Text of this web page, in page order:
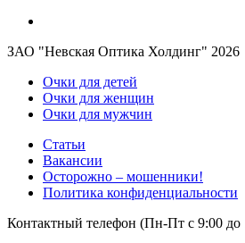
ЗАО "Невская Оптика Холдинг" 2026
Очки для детей
Очки для женщин
Очки для мужчин
Статьи
Вакансии
Осторожно – мошенники!
Политика конфиденциальности
Контактный телефон (Пн-Пт с 9:00 до